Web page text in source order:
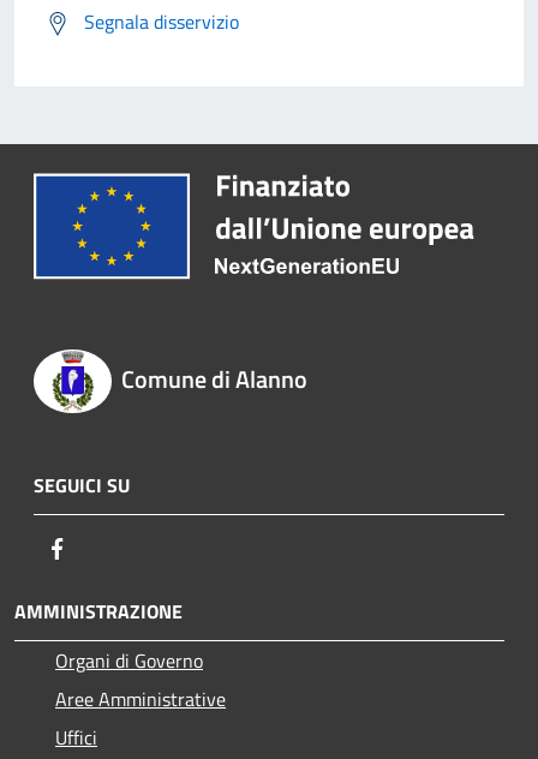
Segnala disservizio
Comune di Alanno
SEGUICI SU
AMMINISTRAZIONE
Organi di Governo
Aree Amministrative
Uffici